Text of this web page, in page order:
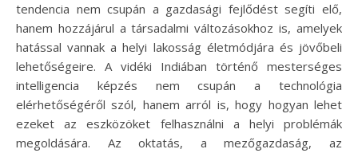
tendencia nem csupán a gazdasági fejlődést segíti elő,
hanem hozzájárul a társadalmi változásokhoz is, amelyek
hatással vannak a helyi lakosság életmódjára és jövőbeli
lehetőségeire. A vidéki Indiában történő mesterséges
intelligencia képzés nem csupán a technológia
elérhetőségéről szól, hanem arról is, hogy hogyan lehet
ezeket az eszközöket felhasználni a helyi problémák
megoldására. Az oktatás, a mezőgazdaság, az